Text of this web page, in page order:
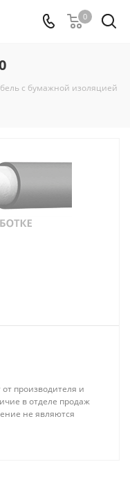
0
с бумажной изоляцией
производителя и
в отделе продаж
не являются